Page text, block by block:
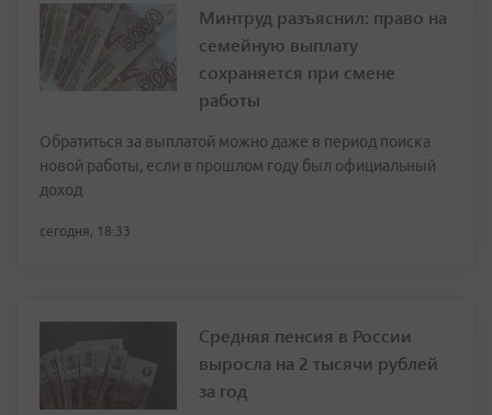
Минтруд разъяснил: право на
семейную выплату
сохраняется при смене
работы
Обратиться за выплатой можно даже в период поиска
новой работы, если в прошлом году был официальный
доход
сегодня, 18:33
Средняя пенсия в России
выросла на 2 тысячи рублей
за год